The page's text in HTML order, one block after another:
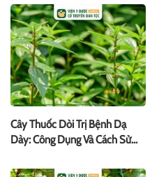
Cây Thuốc Dòi Trị Bệnh Dạ
Dày: Công Dụng Và Cách Sử